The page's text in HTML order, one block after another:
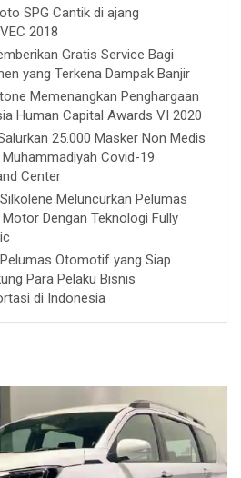
SPG Cantik di ajang
2018
Gratis Service Bagi
yang Terkena Dampak Banjir
Memenangkan Penghargaan
Human Capital Awards VI 2020
25.000 Masker Non Medis
Muhammadiyah Covid-19
Center
Meluncurkan Pelumas
Dengan Teknologi Fully
Otomotif yang Siap
Para Pelaku Bisnis
di Indonesia